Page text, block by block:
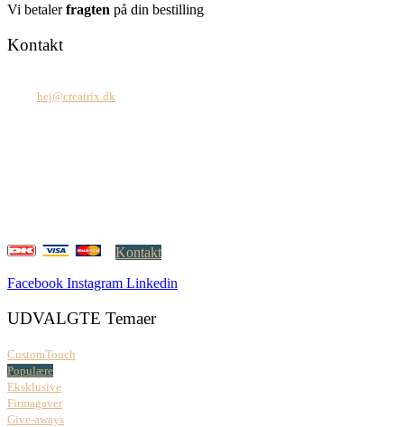
Vi betalerfragten på din bestilling
Kontakt
hej@creatrix.dk
Kontakt
Facebook Instagram Linkedin
UDVALGTE Temaer
CustomTouch
Populære
Eksklusive
Firmagaver
Give-aways